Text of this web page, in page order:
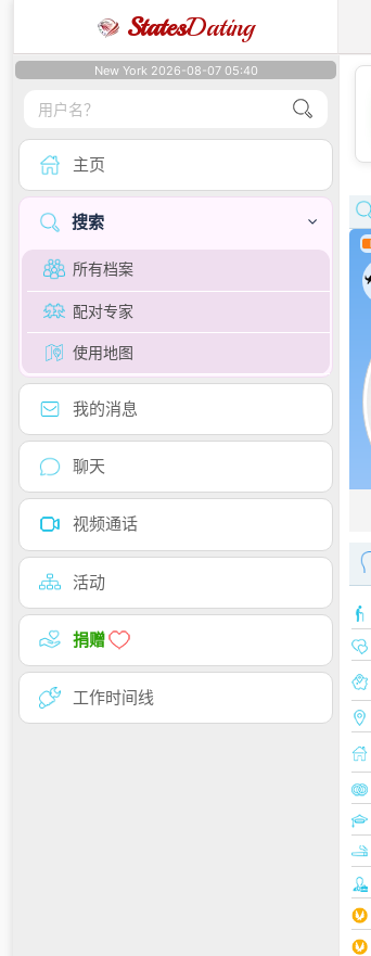
StatesDating
New York 2026-08-07 05:40
主页
搜索
所有档案
配对专家
使用地图
我的消息
聊天
视频通话
活动
捐赠
工作时间线